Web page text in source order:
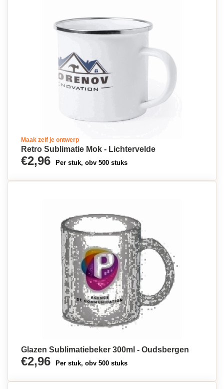
Maak zelf je ontwerp
Retro Sublimatie Mok - Lichtervelde
€2,96 Per stuk, obv 500 stuks
Glazen Sublimatiebeker 300ml - Oudsbergen
€2,96 Per stuk, obv 500 stuks